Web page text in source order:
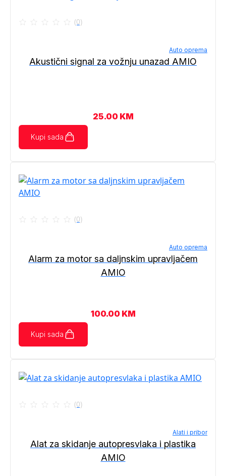
(0)
Auto oprema
Akustični signal za vožnju unazad AMIO
25.00 KM
Kupi sada
(0)
Auto oprema
Alarm za motor sa daljnskim upravljačem
AMIO
100.00 KM
Kupi sada
(0)
Alati i pribor
Alat za skidanje autopresvlaka i plastika
AMIO